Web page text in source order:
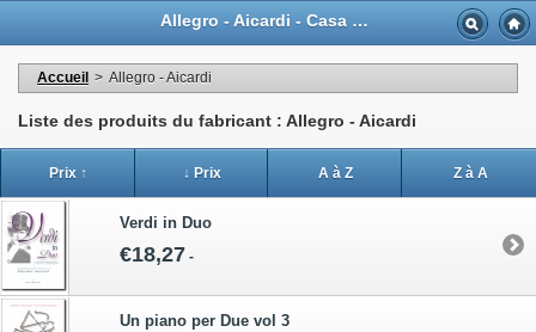
Allegro - Aicardi - Casa Musicale Eco
Accueil > Allegro - Aicardi
Liste des produits du fabricant : Allegro - Aicardi
Prix ↑ ↓ Prix A à Z Z à A
Verdi in Duo
€18,27 -
Un piano per Due vol 3